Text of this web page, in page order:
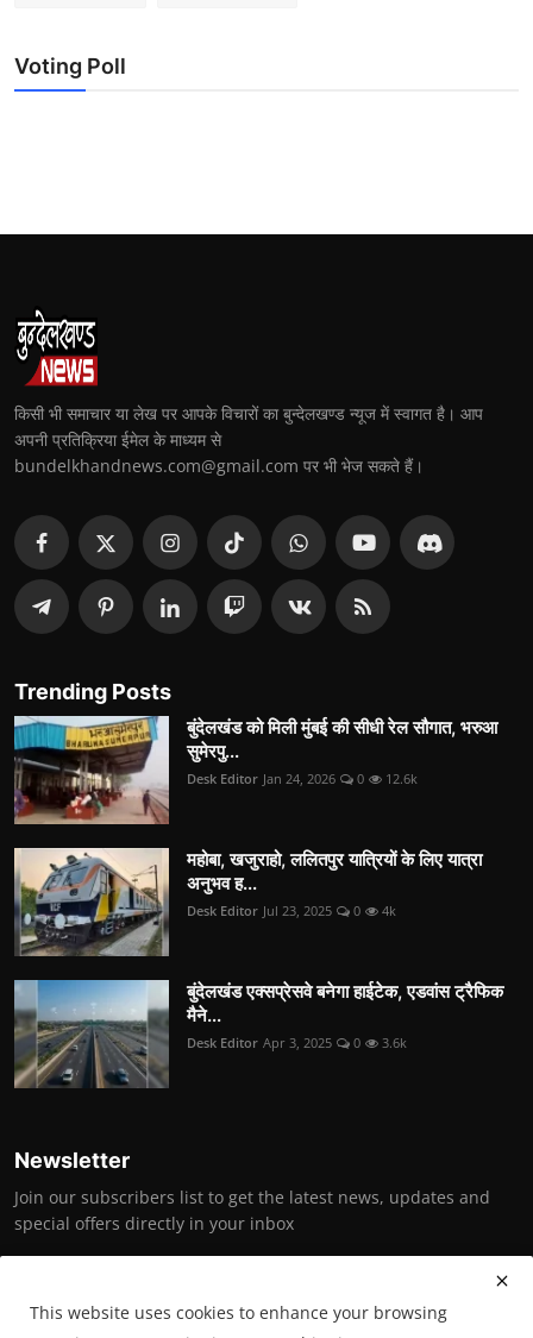
Voting Poll
किसी भी समाचार या लेख पर आपके विचारों का बुन्देलखण्ड न्यूज में स्वागत है। आप
अपनी प्रतिक्रिया ईमेल के माध्यम से
bundelkhandnews.com@gmail.com पर भी भेज सकते हैं।
Trending Posts
बुंदेलखंड को मिली मुंबई की सीधी रेल सौगात, भरुआ
सुमेरपु...
Desk Editor Jan 24, 2026 0 12.6k
महोबा, खजुराहो, ललितपुर यात्रियों के लिए यात्रा
अनुभव ह...
Desk Editor Jul 23, 2025 0 4k
बुंदेलखंड एक्सप्रेसवे बनेगा हाईटेक, एडवांस ट्रैफिक
मैने...
Desk Editor Apr 3, 2025 0 3.6k
Newsletter
Join our subscribers list to get the latest news, updates and
special offers directly in your inbox
Subscribe
This website uses cookies to enhance your browsing